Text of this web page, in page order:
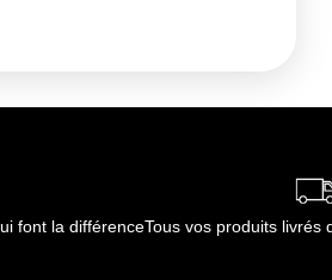
font la différenceTous vos produits livrés